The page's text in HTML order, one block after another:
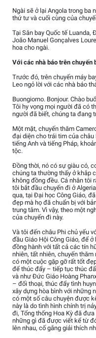
Ngài sẽ ở lại Angola trong ba
thứ tư và cuối cùng của
Tại Sân bay Quốc tế Luanda,
João Manuel Gonçalves
hoa cho ngài.
Với các nhà báo trên chuyến
Trước đó, trên chuyến máy
Leo ngỏ lời với các nhà báo
Buongiorno. Bonjour. Chào
Tôi hy vọng mọi người đã có
người đã biết, chúng ta đang
Một mặt, chuyến thăm
đại diện cho trái tim của
tiếng Anh và tiếng Pháp,
tộc.
Đồng thời, nó có sự giàu có,
chúng ta thường thấy ở khắp
không đồng đều. Cá nhân tôi
tôi bắt đầu chuyến đi ở
qua, tại Đại học Công Giáo,
đẹp mà họ đã chuẩn bị với
trung tâm. Vì vậy, theo một
của chuyến đi này.
Và tôi đến châu Phi chủ yếu
đầu Giáo Hội Công Giáo, để
đồng hành với tất cả các tín
nhiên, tất nhiên, chuyến
có một cuộc gặp gỡ rất tốt
để thúc đẩy – tiếp tục thúc
và như Đức Giáo Hoàng
– đối thoại, thúc đẩy tình
xây dựng hòa bình với những
có một số câu chuyện được
này là do tình hình chính trị
đi, Tổng thống Hoa Kỳ đã
những gì đã được viết kể từ
lên nhau, cố gắng giải thích